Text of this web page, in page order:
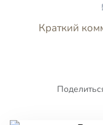
Краткий